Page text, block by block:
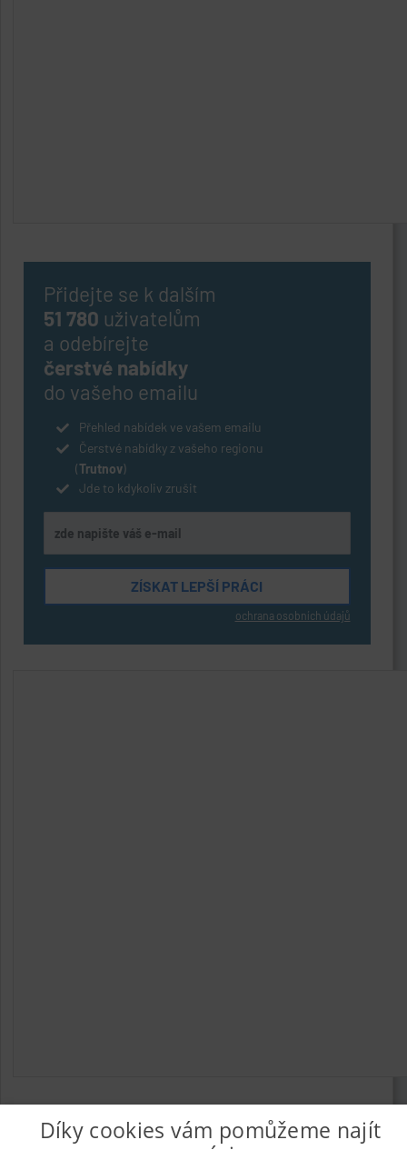
Přidejte se k dalším
51 780 uživatelům
a odebírejte
čerstvé nabídky
do vašeho emailu
Přehled nabídek ve vašem emailu
Čerstvé nabídky z vašeho regionu
(Trutnov)
Jde to kdykoliv zrušit
ochrana osobních údajů
Díky cookies vám pomůžeme najít